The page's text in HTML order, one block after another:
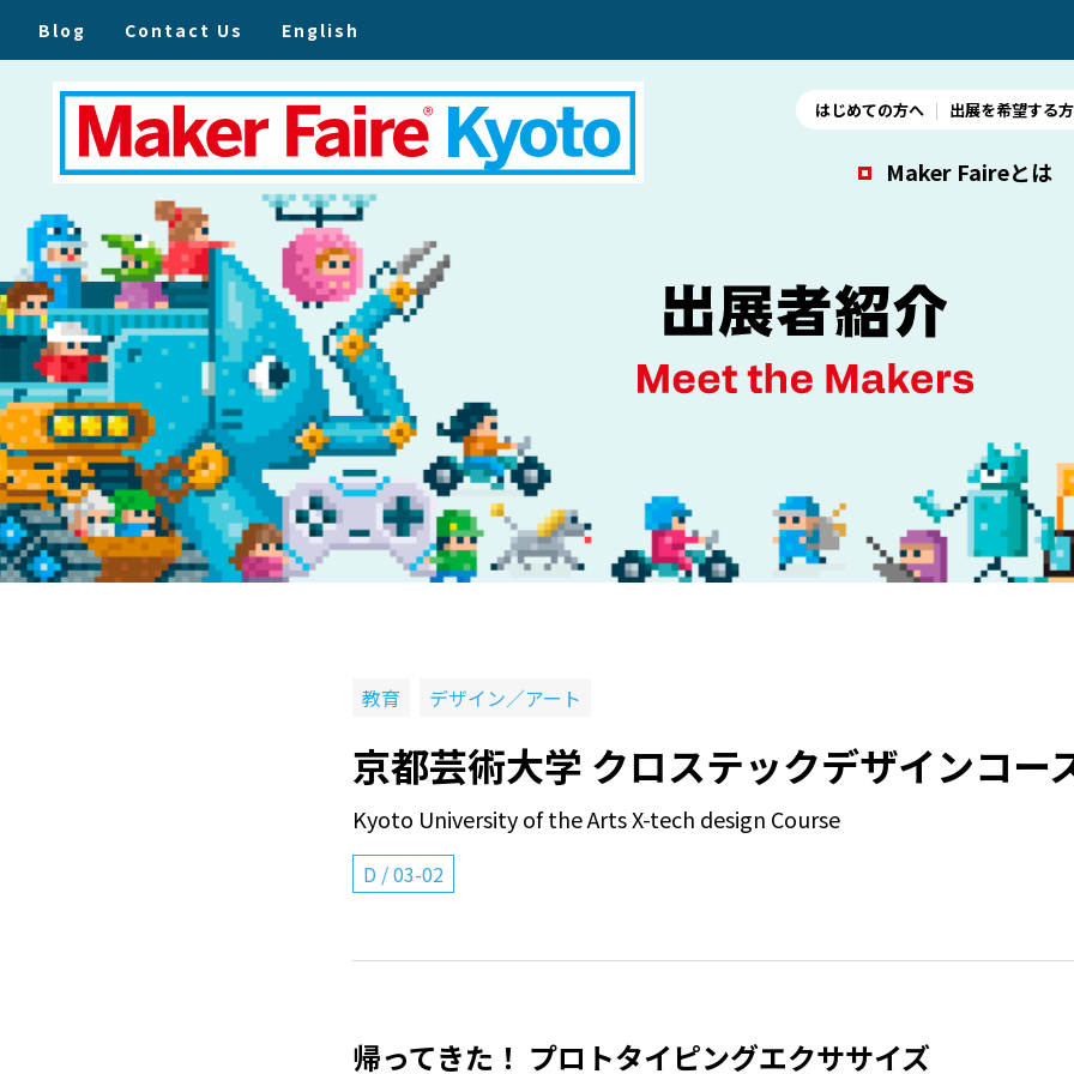
Blog Contact Us English
はじめての方へ 出展を希望する
Maker Faireとは
教育 デザイン／アート
京都芸術大学 クロステックデザインコー
Kyoto University of the Arts X-tech design Course
D /03-02
帰ってきた！ プロトタイピングエクササイズ